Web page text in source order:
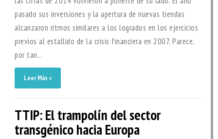
pasado sus inversiones y la apertura de nuevas tiendas
alcanzaron ritmos similares a los logrados en los ejercicios
previos al estallido de la crisis financiera en 2007. Parece,
por tan...
Leer Más »
TTIP: El trampolín del sector
transgénico hacia Europa